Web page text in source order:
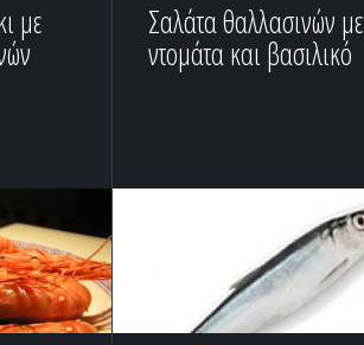
με Σαλάτα θαλλασινών με
ντομάτα και βασιλικό